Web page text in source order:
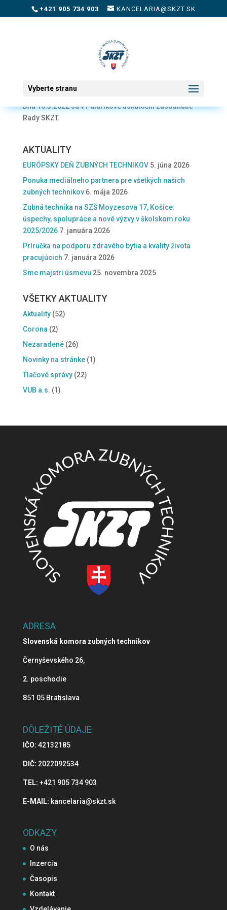
+421 905 734 903 KANCELARIA@SKZT.SK
Vyberte stranu
od admin Novinky na stránke
Dňa 18.3.2022 sa v Palárikove uskutoční zasadnutie
Rady SKZT.
AKTUALITY
EURÓPSKY DEŇ ZUBNÝCH TECHNIKOV 5. júna 2026
Ponuka mediálneho partnera pre všetkých našich
zubných technikov 6. mája 2026
Zubná technika na SZŠ Moyzesova 17, Košice:
úspechy, spolupráce a nové výzvy v školskom roku
2025/2026 7. januára 2026
Príručka na podporu zdravého bytia a kvality života
pracujúcich 7. januára 2026
Sme majstri úsmevu 25. novembra 2025
VŠETKY AKTUALITY
Aktuality(52)
Corona (2)
Nezaradené(26)
Novinky na stránke(1)
Tlačové správy(22)
VUB a.s. (1)
ADRESA
Slovenská komora zubných technikov
Černyševského 26,
2. poschodie
851 05 Bratislava
DÔLEŽITÉ ÚDAJE
IČO: 42132185
DIČ: 2022092534
TEL: +421 905 734 903
E-MAIL: kancelaria@skzt.sk
ODKAZY
O nás
Inzercia
Časopis
Kontakt